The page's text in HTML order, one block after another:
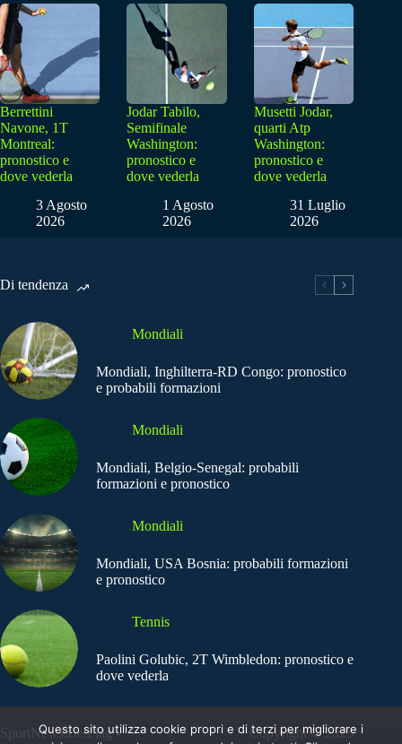
Berrettini
Navone, 1T
Montreal:
pronostico e
dove vederla
3 Agosto
2026
Jodar Tabilo,
Semifinale
Washington:
pronostico e
dove vederla
1 Agosto
2026
Musetti Jodar,
quarti Atp
Washington:
pronostico e
dove vederla
31 Luglio
2026
Di tendenza
Mondiali
Mondiali, Inghilterra-RD Congo: pronostico
e probabili formazioni
Mondiali
Mondiali, Belgio-Senegal: probabili
formazioni e pronostico
Mondiali
Mondiali, USA Bosnia: probabili formazioni
e pronostico
Tennis
Paolini Golubic, 2T Wimbledon: pronostico e
dove vederla
SportNews.BetFlag -
Copyright © 2025
Questo sito utilizza cookie propri e di terzi per migliorare i